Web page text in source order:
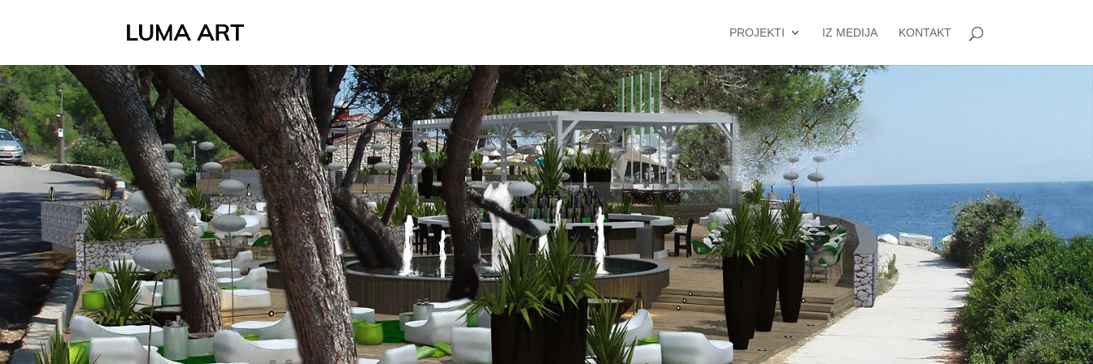
PROJEKTI IZ MEDIJA KONTAKT